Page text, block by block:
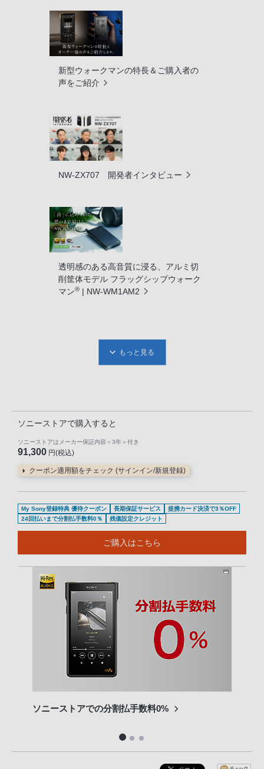
新型ウォークマンの特長＆ご購入者の
声をご紹介
NW-ZX707 開発者インタビュー
透明感のある高音質に浸る、アルミ切
削筐体モデル フラッグシップウォーク
マン® | NW-WM1AM2
もっと見る
ソニーストアで購入すると
ソニーストアはメーカー保証内容 ＜3年＞ 付き
91,300 円(税込)
クーポン適用額をチェック (サインイン/新規登録)
My Sony登録特典 優待クーポン 長期保証サービス
提携カード決済で3％OFF
24回払いまで分割払手数料0％
残価設定クレジット
ご購入はこちら
ソニーストアでの分割払手数料0%